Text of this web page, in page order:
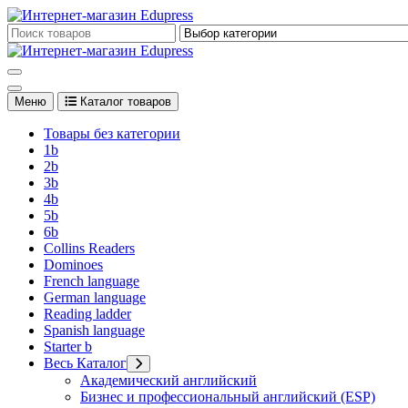
Перейти
к
содержимому
Edupress Uzbekistan, Edupress Узбекистан, книги, учебники на
Меню Каталог товаров
Товары без категории
1b
2b
3b
4b
5b
6b
Collins Readers
Dominoes
French language
German language
Reading ladder
Spanish language
Starter b
Весь Каталог
Академический английский
Бизнес и профессиональный английский (ESP)